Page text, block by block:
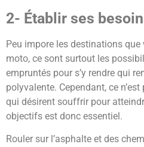
2- Établir ses
Peu impore les destinations
moto, ce sont surtout les
empruntés pour s’y rendre qui
polyvalente. Cependant, ce
qui désirent souffrir pour
objectifs est donc essentiel.
Rouler sur l’asphalte et des